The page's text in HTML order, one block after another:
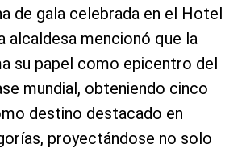
de gala celebrada en el Hotel
alcaldesa mencionó que la
su papel como epicentro del
mundial, obteniendo cinco
destino destacado en
proyectándose no solo